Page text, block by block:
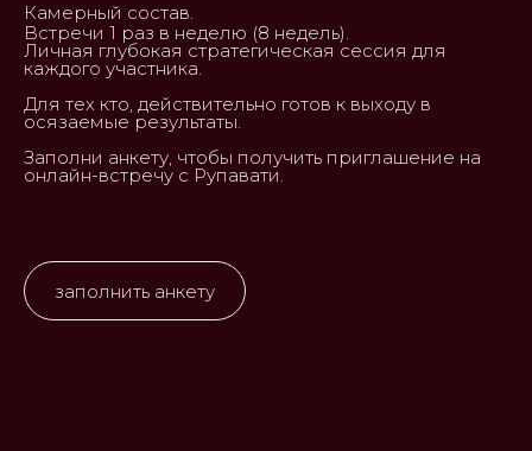
Камерный состав.
Встречи 1 раз в неделю (8 недель).
Личная глубокая стратегическая сессия для
каждого участника.
Для тех кто, действительно готов к выходу в
осязаемые результаты.
Заполни анкету, чтобы получить приглашение на
онлайн-встречу с Рупавати.
заполнить анкету